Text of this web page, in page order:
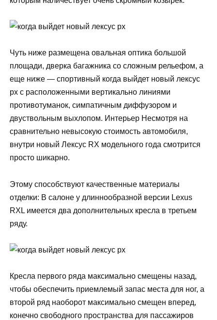
Чуть ниже размещена овальная оптика большой
площади, дверка багажника со сложным рельефом, а
еще ниже — спортивный когда выйдет новый лексус
рх с расположенными вертикально линиями
противотуманок, симпатичным диффузором и
двуствольным выхлопом. Интерьер Несмотря на
сравнительно невысокую стоимость автомобиля,
внутри новый Лексус RX модельного года смотрится
просто шикарно.
Этому способствуют качественные материалы
отделки: В салоне у длиннообразной версии Lexus
RXL имеется два дополнительных кресла в третьем
ряду.
Кресла первого ряда максимально смещены назад,
чтобы обеспечить приемлемый запас места для ног, а
второй ряд наоборот максимально смещен вперед,
конечно свободного пространства для пассажиров